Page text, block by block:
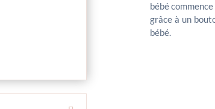
bébé
grâce à un
bébé.